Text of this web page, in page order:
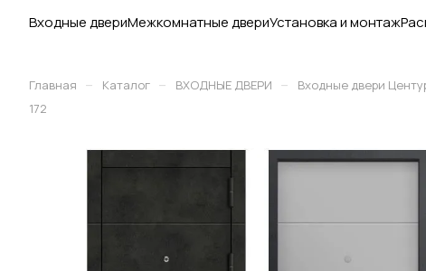
Входные двериМежкомнатные двериУстановка и монтаж
Главная – Каталог – ВХОДНЫЕ ДВЕРИ – Входные двери
172